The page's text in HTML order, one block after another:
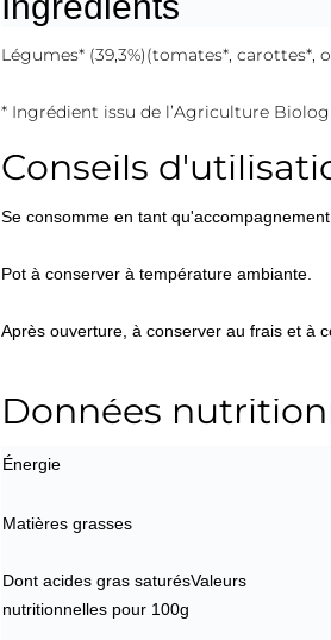
Légumes* (39,3%)(tomates*, carottes*,
* Ingrédient issu de l’Agriculture
Conseils
Se consomme en tant
Pot à conserver à température ambiante.
Après ouverture, à conserver au frais et à
Données
Énergie
Matières grasses
Dont acides gras saturésValeurs
nutritionnelles pour 100g